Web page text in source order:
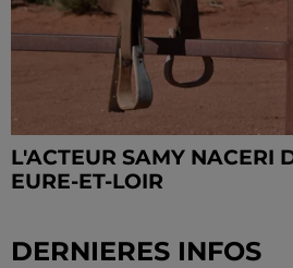
L'ACTEUR SAMY NACERI
EURE-ET-LOIR
DERNIERES INFOS